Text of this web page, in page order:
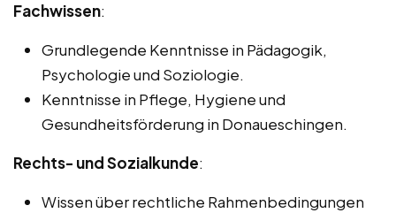
Fachwissen:
Grundlegende Kenntnisse in Pädagogik,
Psychologie und Soziologie.
Kenntnisse in Pflege, Hygiene und
Gesundheitsförderung in Donaueschingen.
Rechts- und Sozialkunde:
Wissen über rechtliche Rahmenbedingungen